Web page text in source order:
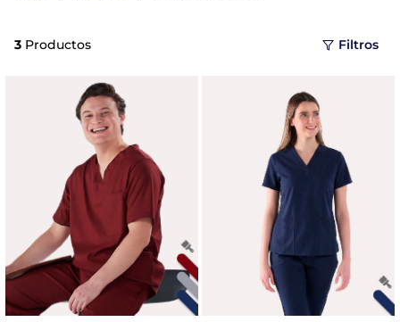
3 Productos Filtros